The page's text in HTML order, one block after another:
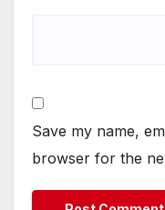
Save my name,
browser for the